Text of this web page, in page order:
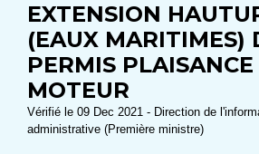
EXTENSION
(EAUX MARITIMES)
PERMIS
MOTEUR
Vérifié le 09 Dec 2021 - Direction de
administrative (Première ministre)